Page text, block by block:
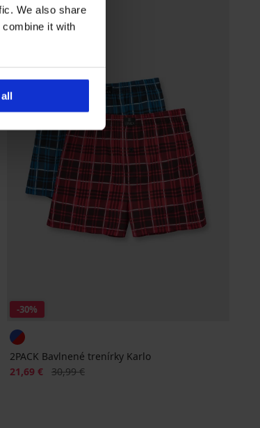
We also share
it with
-30%
2PACK Bavlnené trenírky Karlo
Zľava
21,69 € Pôvodná cena
30,99 €